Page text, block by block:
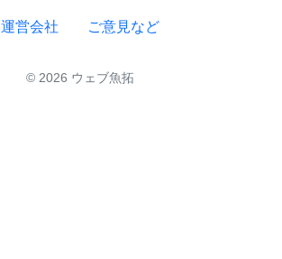
運営会社 ご意見など
© 2026 ウェブ魚拓